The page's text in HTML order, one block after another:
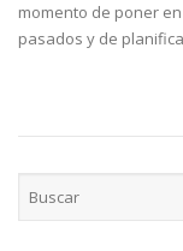
momento de poner
pasados y de